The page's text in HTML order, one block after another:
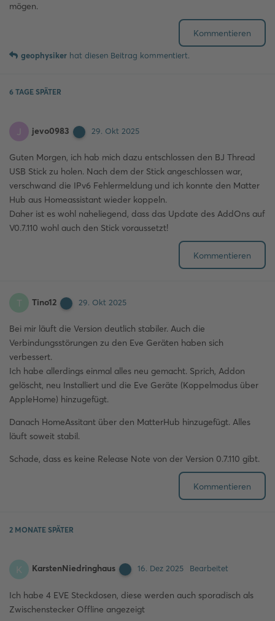
mögen.
Kommentieren
geophysiker hat diesen Beitrag kommentiert.
6 TAGE SPÄTER
J jevo0983 29. Okt 2025
Guten Morgen, ich hab mich dazu entschlossen den BJ Thread
USB Stick zu holen. Nach dem der Stick angeschlossen war,
verschwand die IPv6 Fehlermeldung und ich konnte den Matter
Hub aus Homeassistant wieder koppeln.
Daher ist es wohl naheliegend, dass das Update des AddOns auf
V0.7.110 wohl auch den Stick voraussetzt!
Kommentieren
T Tino12 29. Okt 2025
Bei mir läuft die Version deutlich stabiler. Auch die
Verbindungsstörungen zu den Eve Geräten haben sich
verbessert.
Ich habe allerdings einmal alles neu gemacht. Sprich, Addon
gelöscht, neu Installiert und die Eve Geräte (Koppelmodus über
AppleHome) hinzugefügt.
Danach HomeAssitant über den MatterHub hinzugefügt. Alles
läuft soweit stabil.
Schade, dass es keine Release Note von der Version 0.7.110 gibt.
Kommentieren
2 MONATE SPÄTER
K KarstenNiedringhaus 16. Dez 2025 Bearbeitet
Ich habe 4 EVE Steckdosen, diese werden auch sporadisch als
Zwischenstecker Offline angezeigt